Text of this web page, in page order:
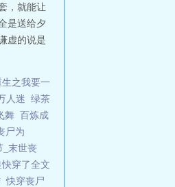
，就能让
是送给夕
虚的说是
生之我要一
人迷 绿茶
舞
百炼成
尸为
_末世丧
穿了全文
快穿丧尸